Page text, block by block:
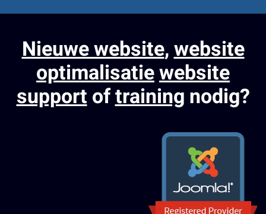
Nieuwe website,website
optimalisatiewebsite
supportoftraining nodig?